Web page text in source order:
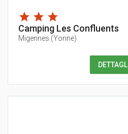
Camping Les Confluents
Migennes (Yonne)
DETTAGLI